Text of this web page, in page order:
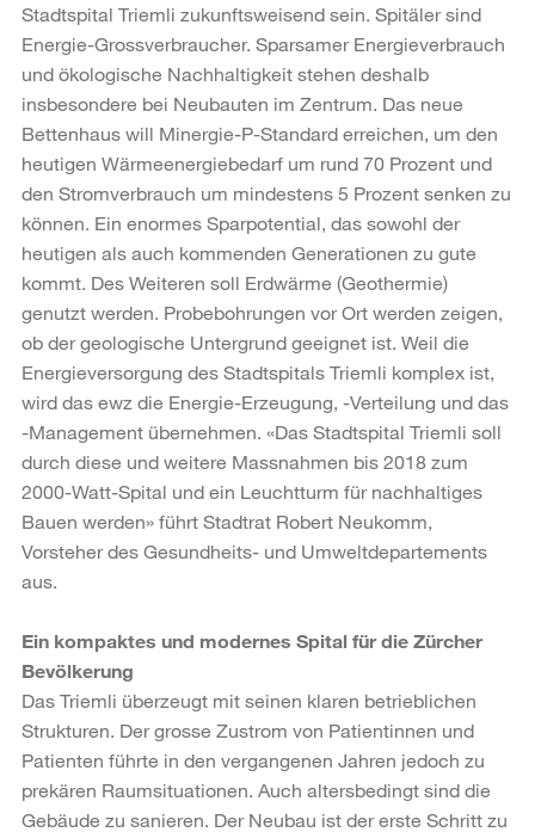
Stadtspital Triemli zukunftsweisend sein. Spitäler sind
Energie-Grossverbraucher. Sparsamer Energieverbrauch
und ökologische Nachhaltigkeit stehen deshalb
insbesondere bei Neubauten im Zentrum. Das neue
Bettenhaus will Minergie-P-Standard erreichen, um den
heutigen Wärmeenergiebedarf um rund 70 Prozent und
den Stromverbrauch um mindestens 5 Prozent senken zu
können. Ein enormes Sparpotential, das sowohl der
heutigen als auch kommenden Generationen zu gute
kommt. Des Weiteren soll Erdwärme (Geothermie)
genutzt werden. Probebohrungen vor Ort werden zeigen,
ob der geologische Untergrund geeignet ist. Weil die
Energieversorgung des Stadtspitals Triemli komplex ist,
wird das ewz die Energie-Erzeugung, -Verteilung und das
-Management übernehmen. «Das Stadtspital Triemli soll
durch diese und weitere Massnahmen bis 2018 zum
2000-Watt-Spital und ein Leuchtturm für nachhaltiges
Bauen werden» führt Stadtrat Robert Neukomm,
Vorsteher des Gesundheits- und Umweltdepartements
aus.
Ein kompaktes und modernes Spital für die Zürcher
Bevölkerung
Das Triemli überzeugt mit seinen klaren betrieblichen
Strukturen. Der grosse Zustrom von Patientinnen und
Patienten führte in den vergangenen Jahren jedoch zu
prekären Raumsituationen. Auch altersbedingt sind die
Gebäude zu sanieren. Der Neubau ist der erste Schritt zu